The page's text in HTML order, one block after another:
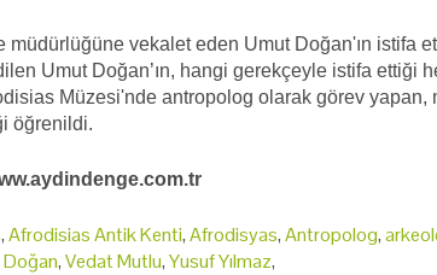
müdürlüğüne vekalet eden Umut Doğan'ın istifa
Umut Doğan’ın, hangi gerekçeyle istifa ettiği
Müzesi'nde antropolog olarak görev
öğrenildi.
,Afrodisias Antik Kenti,Afrodisyas,Antropolog,
,Vedat Mutlu,Yusuf Yılmaz,